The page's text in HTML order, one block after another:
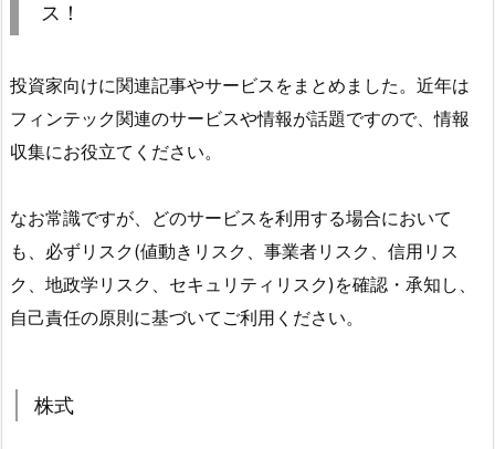
ス！
投資家向けに関連記事やサービスをまとめました。近年は
フィンテック関連のサービスや情報が話題ですので、情報
収集にお役立てください。
なお常識ですが、どのサービスを利用する場合において
も、必ずリスク(値動きリスク、事業者リスク、信用リス
ク、地政学リスク、セキュリティリスク)を確認・承知し、
自己責任の原則に基づいてご利用ください。
株式